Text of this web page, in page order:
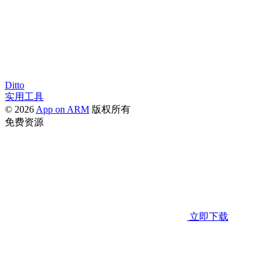
Ditto
实用工具
© 2026 App on ARM 版权所有
免费资源
立即下载